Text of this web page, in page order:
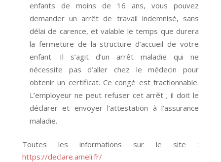
enfants de moins de 16 ans, vous pouvez
demander un arrêt de travail indemnisé, sans
délai de carence, et valable le temps que durera
la fermeture de la structure d’accueil de votre
enfant. Il s’agit d’un arrêt maladie qui ne
nécessite pas d’aller chez le médecin pour
obtenir un certificat. Ce congé est fractionnable.
L’employeur ne peut refuser cet arrêt ; il doit le
déclarer et envoyer l’attestation à l’assurance
maladie.
Toutes les informations sur le site :
https://declare.ameli.fr/